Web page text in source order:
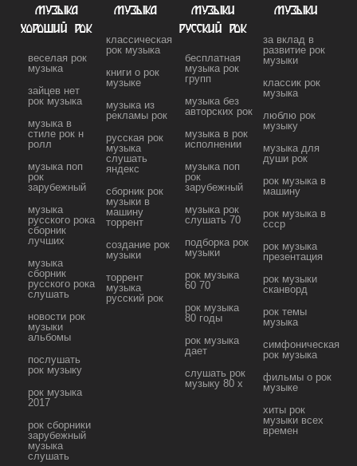
музыка
хороший рок
веселая рок
музыка
зайцев нет
рок музыка
музыка в
стиле рок н
ролл
музыка поп
рок
зарубежный
музыка
русского рока
сборник
лучших
музыка
сборник
русского рока
слушать
новости рок
музыки
альбомы
послушать
рок музыку
рок музыка
2017
рок сборники
зарубежный
музыка
слушать
музыка
классическая
рок музыка
книги о рок
музыке
музыка из
рекламы рок
русская рок
музыка
слушать
яндекс
сборник рок
музыки в
машину
торрент
создание рок
музыки
торрент
музыка
русский рок
музыки
русский рок
бесплатная
музыка рок
групп
музыка без
авторских рок
музыка в рок
исполнении
музыка поп
рок
зарубежный
музыка рок
слушать 70
подборка рок
музыки
рок музыка
60 70
рок музыка
80 годы
рок музыка
дает
слушать рок
музыку 80 х
музыки
за вклад в
развитие рок
музыки
классик рок
музыка
люблю рок
музыку
музыка для
души рок
рок музыка в
машину
рок музыка в
ссср
рок музыка
презентация
рок музыки
сканворд
рок темы
музыка
симфоническая
рок музыка
фильмы о рок
музыке
хиты рок
музыки всех
времен